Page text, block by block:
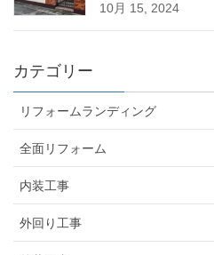
10月 15, 2024
カテゴリー
リフォームランディング
全面リフォーム
内装工事
外回り工事